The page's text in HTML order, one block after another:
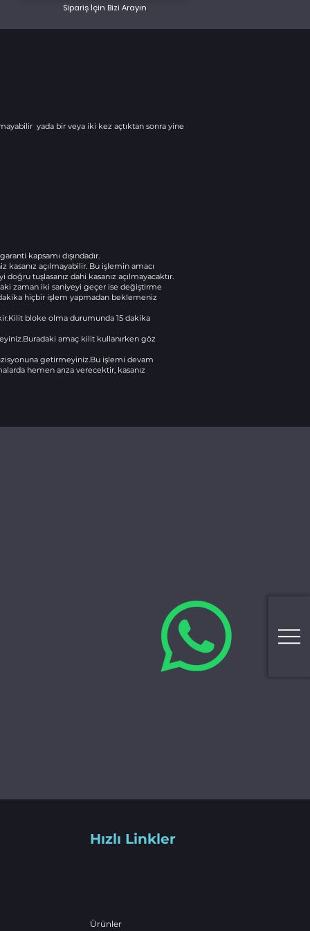
Sipariş İçin Bizi Arayın
yada bir veya iki kez açtıktan sonra yine
kapsamı dışındadır.
açılmayabilir. Bu işlemin amacı
tuşlasanız dahi kasanız açılmayacaktır.
zaman iki saniyeyi geçer ise değiştirme
hiçbir işlem yapmadan beklemeniz
bloke olma durumunda 15 dakika
amaç kilit kullanırken göz
getirmeyiniz.Bu işlemi devam
hemen arıza verecektir, kasanız
Hızlı Linkler
Ürünler